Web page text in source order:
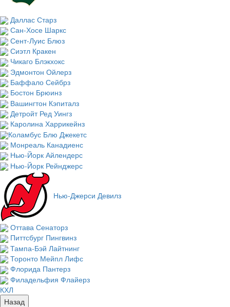
Даллас Старз
Сан-Хосе Шаркс
Сент-Луис Блюз
Сиэтл Кракен
Чикаго Блэкхокс
Эдмонтон Ойлерз
Баффало Сейбрз
Бостон Брюинз
Вашингтон Кэпиталз
Детройт Ред Уингз
Каролина Харрикейнз
Коламбус Блю Джекетс
Монреаль Канадиенс
Нью-Йорк Айлендерс
Нью-Йорк Рейнджерс
Нью-Джерси Девилз
Оттава Сенаторз
Питтсбург Пингвинз
Тампа-Бэй Лайтнинг
Торонто Мейпл Лифс
Флорида Пантерз
Филадельфия Флайерз
КХЛ
Назад